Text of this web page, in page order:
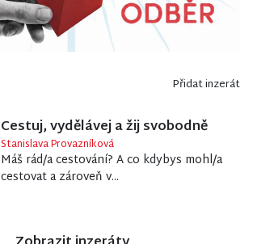
Přidat inzerát
Cestuj, vydělávej a žij svobodně
Stanislava Provazníková
Máš rád/a cestování? A co kdybys mohl/a
cestovat a zároveň v...